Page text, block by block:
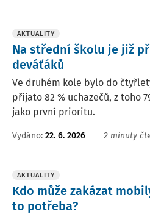
AKTUALITY
Na střední školu je již
deváťáků
Ve druhém kole bylo do
přijato 82 % uchazečů, z toho
jako první prioritu.
Vydáno: 22. 6. 2026 2 minuty
AKTUALITY
Kdo může zakázat
to potřeba?